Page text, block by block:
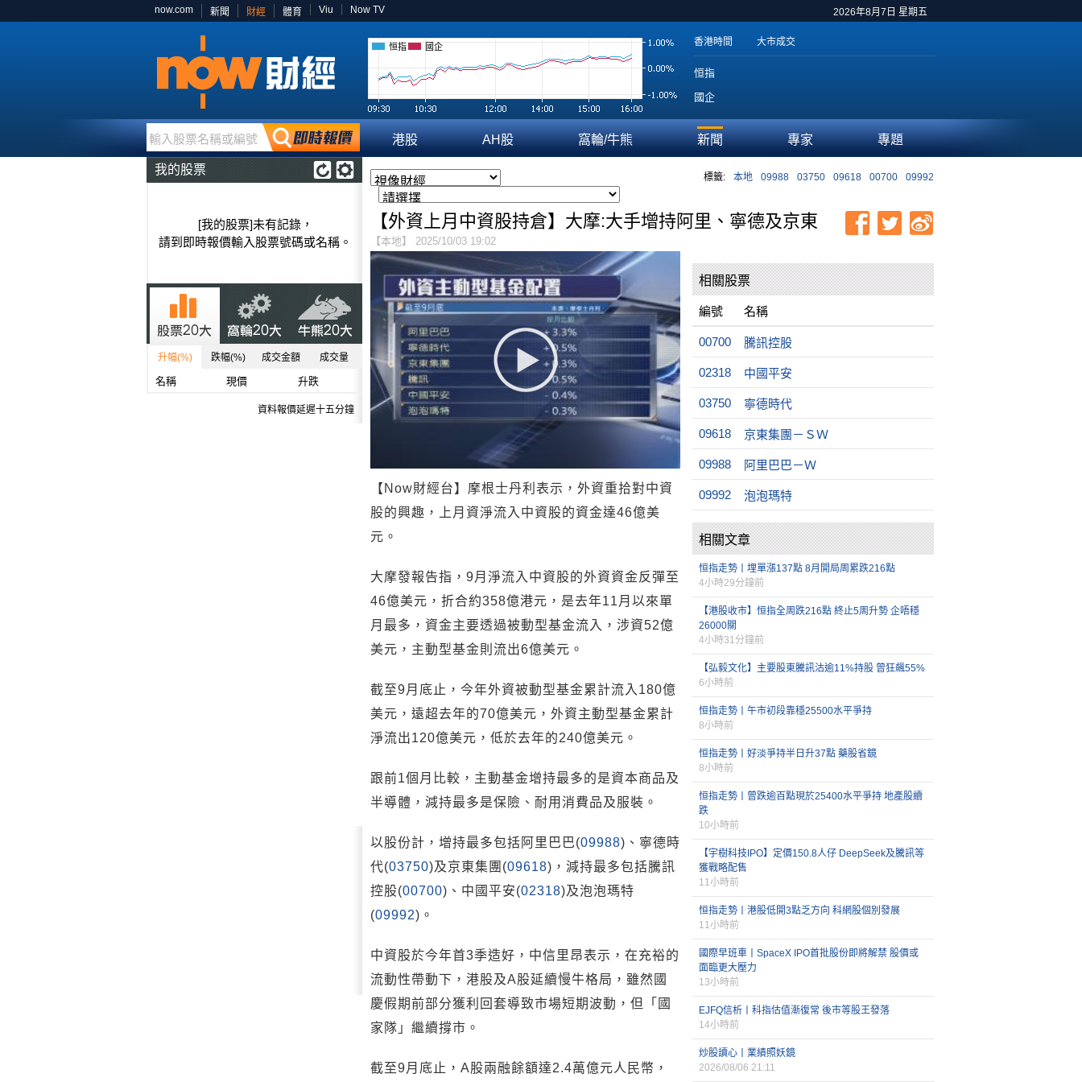
2026年8月7日 星期五
now.com 新聞 財經 體育 Viu Now TV
恒指 國企 香港時間 大市成交
恒指
國企
輸入股票名稱或編號 港股 AH股 窩輪/牛熊 新聞 專家 專題
我的股票
[我的股票]未有記錄，
請到即時報價輸入股票號碼或名稱。
升幅(%) 跌幅(%) 成交金額 成交量
名稱 現價 升跌
資料報價延遲十五分鐘
標籤: 本地 09988 03750 09618 00700 09992
【外資上月中資股持倉】大摩:大手增持阿里、寧德及京東
【本地】 2025/10/03 19:02
【Now財經台】摩根士丹利表示，外資重拾對中資
股的興趣，上月資淨流入中資股的資金達46億美
元。
大摩發報告指，9月淨流入中資股的外資資金反彈至
46億美元，折合約358億港元，是去年11月以來單
月最多，資金主要透過被動型基金流入，涉資52億
美元，主動型基金則流出6億美元。
截至9月底止，今年外資被動型基金累計流入180億
美元，遠超去年的70億美元，外資主動型基金累計
淨流出120億美元，低於去年的240億美元。
跟前1個月比較，主動基金增持最多的是資本商品及
半導體，減持最多是保險、耐用消費品及服裝。
以股份計，增持最多包括阿里巴巴(09988)、寧德時
代(03750)及京東集團(09618)，減持最多包括騰訊
控股(00700)、中國平安(02318)及泡泡瑪特
(09992)。
中資股於今年首3季造好，中信里昂表示，在充裕的
流動性帶動下，港股及A股延續慢牛格局，雖然國
慶假期前部分獲利回套導致市場短期波動，但「國
家隊」繼續撐市。
截至9月底止，A股兩融餘額達2.4萬億元人民幣，
相關股票
編號 名稱
00700 騰訊控股
02318 中國平安
03750 寧德時代
09618 京東集團－ＳＷ
09988 阿里巴巴－Ｗ
09992 泡泡瑪特
相關文章
恒指走勢丨埋單漲137點 8月開局周累跌216點
4小時29分鐘前
【港股收市】恒指全周跌216點 終止5周升勢 企唔穩
26000關
4小時31分鐘前
【弘毅文化】主要股東騰訊沽逾11%持股 曾狂飆55%
6小時前
恒指走勢丨午市初段靠穩25500水平爭持
8小時前
恒指走勢丨好淡爭持半日升37點 藥股省鏡
8小時前
恒指走勢丨曾跌逾百點現於25400水平爭持 地產股續
跌
10小時前
【宇樹科技IPO】定價150.8人仔 DeepSeek及騰訊等
獲戰略配售
11小時前
恒指走勢丨港股低開3點乏方向 科網股個別發展
11小時前
國際早班車丨SpaceX IPO首批股份即將解禁 股價或
面臨更大壓力
13小時前
EJFQ信析丨科指估值漸復常 後市等股王發落
14小時前
炒股讀心丨業績照妖鏡
2026/08/06 21:11